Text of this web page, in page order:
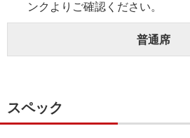
ンクよりご確認ください。
普通席
スペック